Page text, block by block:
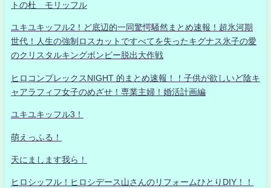
トの杜 モリッフル
ユキユキッフル2！ど底辺的一同驚愕騒然まとめ速報！超氷河期
世代！人生の強制ロスカットですべてを失ったキグナス氷子の愛
のクリスタルキングボンビー脱出大作戦
ヒロコンプレックスNIGHT 的まとめ速報！！子供が欲しいど陰キ
ャアラフィフ女子のめざせ！専業主婦！婚活計画編
ユキユキッフル3！
萌えっふる！
天にまします我ら！
ヒロシッフル！ヒロシデース山さんのリフォームひとりDIY！！